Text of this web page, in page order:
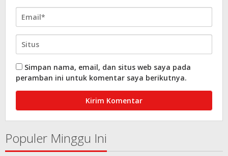
Simpan nama, email, dan situs web saya pada
peramban ini untuk komentar saya berikutnya.
Populer Minggu Ini